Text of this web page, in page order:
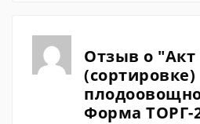
Отзыв о "Акт
(сортировке)
Форма ТОРГ-